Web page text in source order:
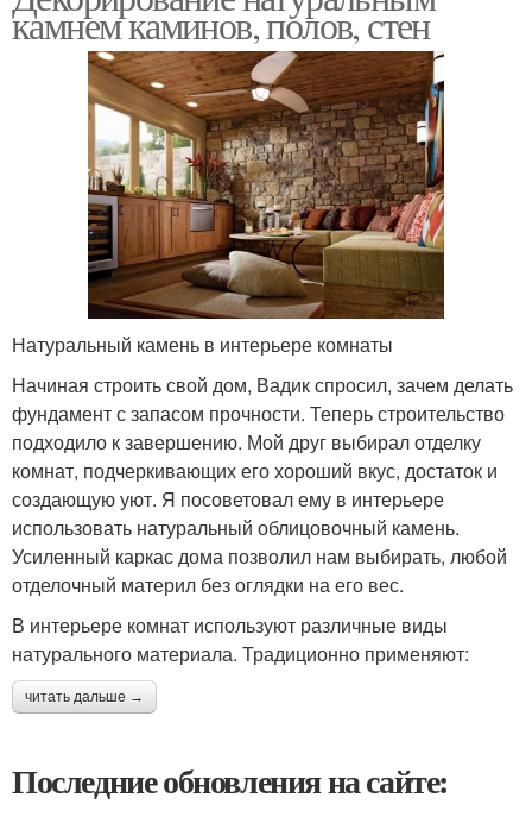
камнем каминов, полов, стен
Натуральный камень в интерьере комнаты
Начиная строить свой дом, Вадик спросил, зачем делать
фундамент с запасом прочности. Теперь строительство
подходило к завершению. Мой друг выбирал отделку
комнат, подчеркивающих его хороший вкус, достаток и
создающую уют. Я посоветовал ему в интерьере
использовать натуральный облицовочный камень.
Усиленный каркас дома позволил нам выбирать, любой
отделочный материл без оглядки на его вес.
В интерьере комнат используют различные виды
натурального материала. Традиционно применяют:
читать дальше →
Последние обновления на сайте: